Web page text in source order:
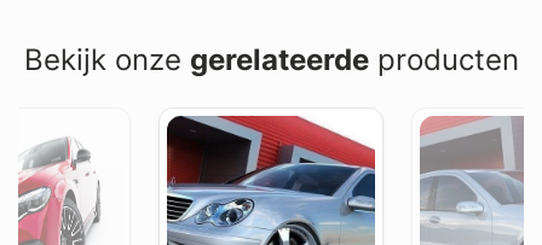
Bekijk onze gerelateerdeproducten